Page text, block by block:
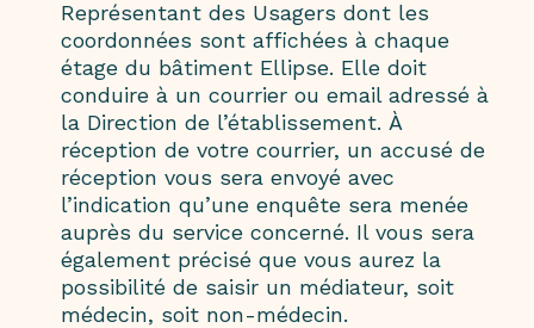
Représentant des Usagers dont les
coordonnées sont affichées à chaque
étage du bâtiment Ellipse. Elle doit
conduire à un courrier ou email adressé à
la Direction de l’établissement. À
réception de votre courrier, un accusé de
réception vous sera envoyé avec
l’indication qu’une enquête sera menée
auprès du service concerné. Il vous sera
également précisé que vous aurez la
possibilité de saisir un médiateur, soit
médecin, soit non-médecin.